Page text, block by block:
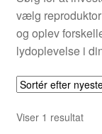
vælg
og oplev
lydoplevelse i
Viser 1 resultat